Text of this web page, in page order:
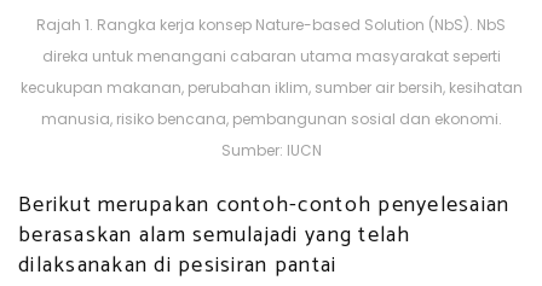
Rajah 1. Rangka kerja konsep Nature-based Solution (NbS). NbS
direka untuk menangani cabaran utama masyarakat seperti
kecukupan makanan, perubahan iklim, sumber air bersih, kesihatan
manusia, risiko bencana, pembangunan sosial dan ekonomi.
Sumber: IUCN
Berikut merupakan contoh-contoh penyelesaian
berasaskan alam semulajadi yang telah
dilaksanakan di pesisiran pantai